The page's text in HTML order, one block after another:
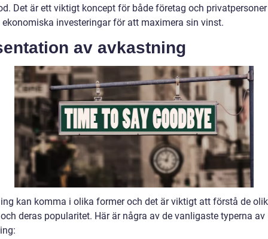
Det är ett viktigt koncept för både företag och
investeringar för att maximera sin vinst.
av avkastning
kan komma i olika former och det är viktigt att förstå de
deras popularitet. Här är några av de vanligaste typerna av